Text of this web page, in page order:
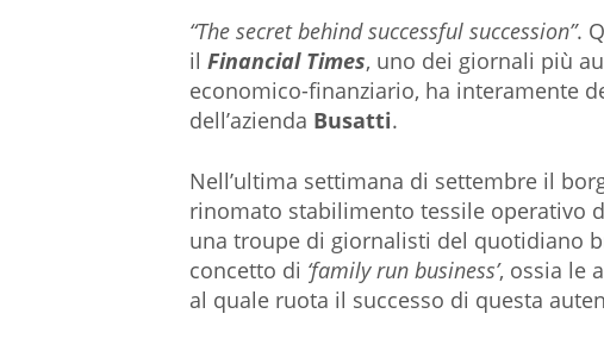
“The secret behind successful succession”.
il Financial Times, uno dei giornali più
economico-finanziario, ha interamente
dell’azienda Busatti.
Nell’ultima settimana di settembre il
rinomato stabilimento tessile operativo
una troupe di giornalisti del quotidiano
concetto di ‘family run business’, ossia le
al quale ruota il successo di questa